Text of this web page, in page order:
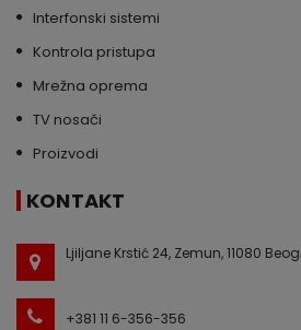
Interfonski sistemi
Kontrola pristupa
Mrežna oprema
TV nosači
Proizvodi
KONTAKT
Ljiljane Krstić 24, Zemun, 11080
+381 11 6-356-356